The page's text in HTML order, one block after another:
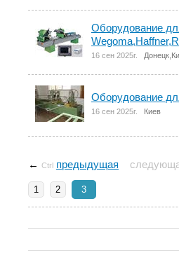
Оборудование
16 сен 2025г.
Оборудование
16 сен 2025г. Киев
← Ctrl предыдущая
1 2 3